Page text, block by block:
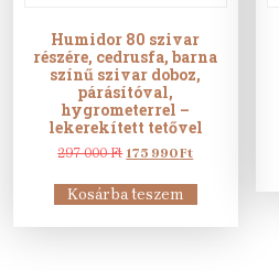
Humidor 80 szivar
részére, cedrusfa, barna
színű szivar doboz,
párásítóval,
hygrometerrel –
lekerekített tetővel
297 000Ft Original
was:
297
175 990FtCurrent
is:
175
Kosárba teszem